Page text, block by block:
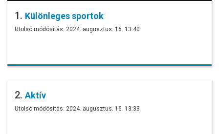
1. Különleges sportok
Utolsó módósítás: 2024. augusztus. 16. 13:40
2.Aktív
Utolsó módósítás: 2024. augusztus. 16. 13:33